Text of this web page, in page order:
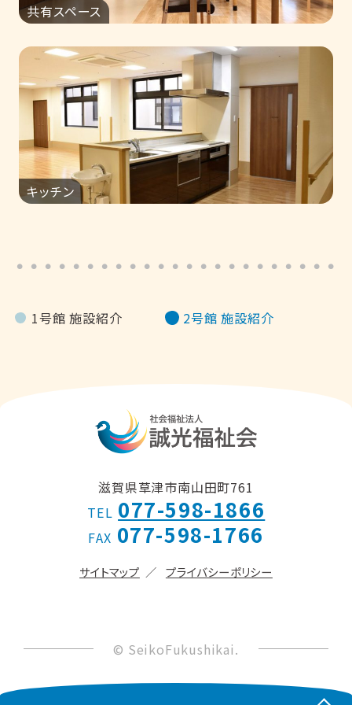
共有スペース
キッチン
1号館 施設紹介 2号館 施設紹介
滋賀県草津市南山田町761
TEL 077-598-1866
FAX 077-598-1766
サイトマップ プライバシーポリシー
© SeikoFukushikai.